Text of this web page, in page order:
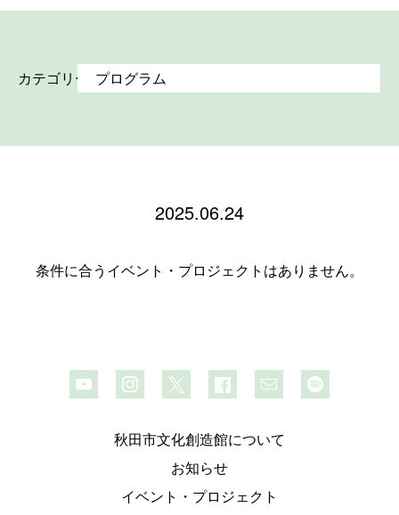
カテゴリー
2025.06.24
条件に合うイベント・プロジェクトはありません。
秋田市文化創造館について
お知らせ
イベント・プロジェクト